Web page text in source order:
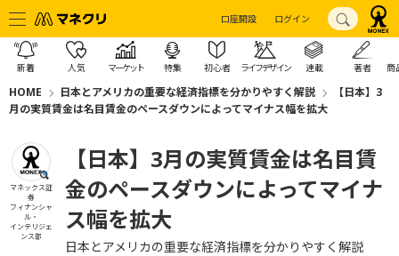
口座開設 ログイン
新着 人気 マーケット 特集 初心者 ライフデザイン 連載 著者 商
HOME 日本とアメリカの重要な経済指標を分かりやすく解説
【日本】3
月の実質賃金は名目賃金のペースダウンによってマイナス幅を拡大
マネックス証
券
フィナンシャ
ル・
インテリジェ
ンス部
【日本】3月の実質賃金は名目賃
金のペースダウンによってマイナ
ス幅を拡大
日本とアメリカの重要な経済指標を分かりやすく解説